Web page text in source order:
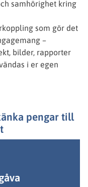
samhörighet kring
som gör det
–
bilder, rapporter
i er egen
pengar till